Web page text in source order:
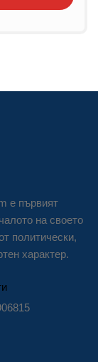
е първият
на своето
политически,
характер.